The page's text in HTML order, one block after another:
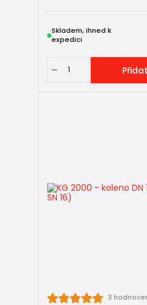
Skladem, ihned k
expedici
3